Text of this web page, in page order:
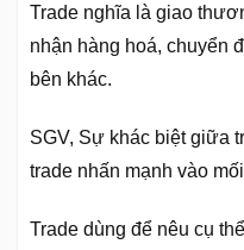
Trade nghĩa là giao
nhận hàng hoá, chuyển
bên khác.
SGV, Sự khác biệt giữa
trade nhấn mạnh vào
Trade dùng để nêu cụ